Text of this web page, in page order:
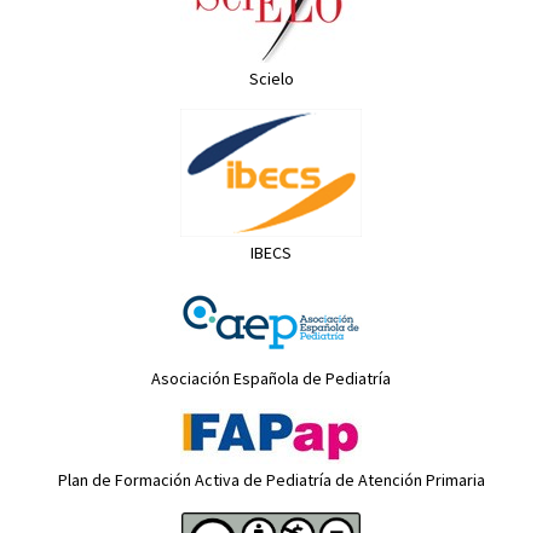
Scielo
IBECS
Asociación Española de Pediatría
Plan de Formación Activa de Pediatría de Atención Primaria